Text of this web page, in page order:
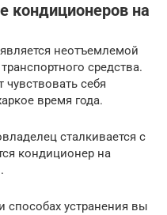
кондиционеров на
неотъемлемой
средства.
себя
время года.
сталкивается с
кондиционер на
способах устранения вы